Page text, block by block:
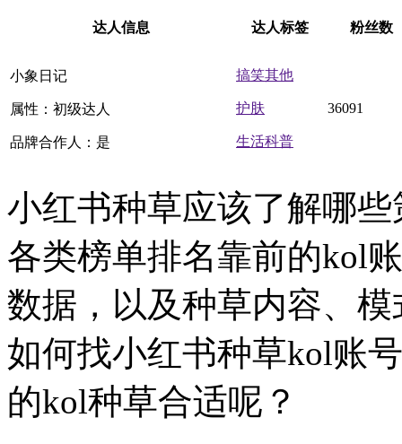
达人信息 达人标签 粉丝数
小象日记
属性：初级达人
品牌合作人：是
搞笑其他
护肤
生活科普
36091
小红书种草应该了解哪
各类榜单排名靠前的kol
数据，以及种草内容、
如何找小红书种草kol账
的kol种草合适呢？